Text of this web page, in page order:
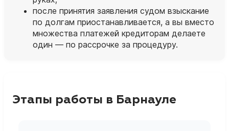
после принятия заявления судом взыскание
по долгам приостанавливается, а вы вместо
множества платежей кредиторам делаете
один — по рассрочке за процедуру.
Этапы работы в Барнауле